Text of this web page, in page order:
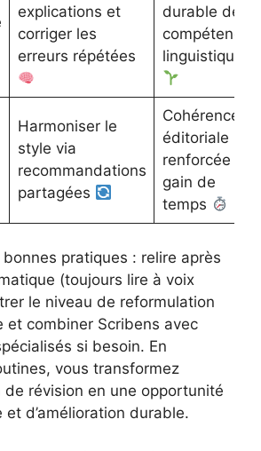
explications et
corriger les
erreurs répétées
durable des
compétences
linguistiques
Harmoniser le
style via
recommandations
partagées
Cohérence
éditoriale
renforcée et
gain de
temps
pratiques : relire après
(toujours lire à voix
le niveau de reformulation
et combiner Scribens avec
si besoin. En
vous transformez
de révision en une opportunité
et d’amélioration durable.